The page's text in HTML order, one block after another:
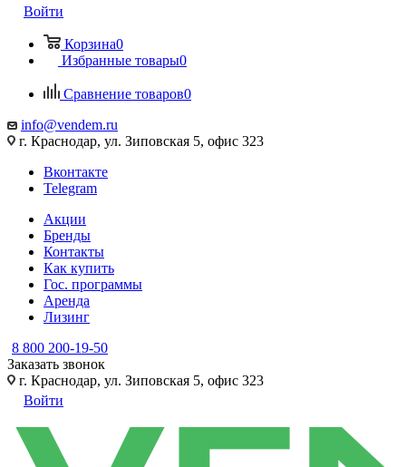
Войти
Корзина0
Избранные товары0
Сравнение товаров0
info@vendem.ru
г. Краснодар, ул. Зиповская 5, офис 323
Вконтакте
Telegram
Акции
Бренды
Контакты
Как купить
Гос. программы
Аренда
Лизинг
8 800 200-19-50
Заказать звонок
г. Краснодар, ул. Зиповская 5, офис 323
Войти